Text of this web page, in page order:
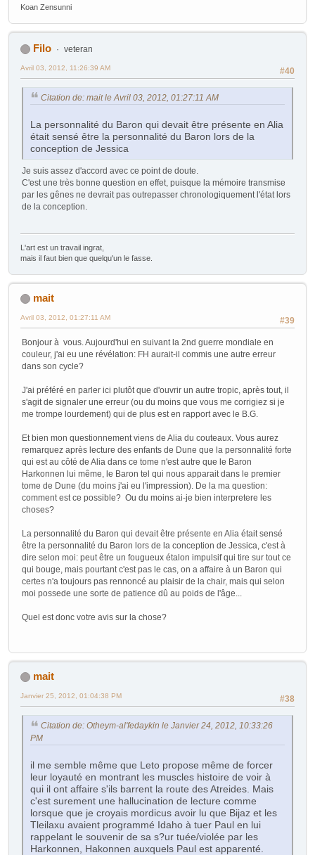
Koan Zensunni
Filo veteran
#40
Avril 03, 2012, 11:26:39 AM
Citation de: mait le Avril 03, 2012, 01:27:11 AM
La personnalité du Baron qui devait être présente en Alia
était sensé être la personnalité du Baron lors de la
conception de Jessica
Je suis assez d'accord avec ce point de doute.
C'est une très bonne question en effet, puisque la mémoire transmise
par les gênes ne devrait pas outrepasser chronologiquement l'état lors
de la conception.
L'art est un travail ingrat,
mais il faut bien que quelqu'un le fasse.
mait
#39
Avril 03, 2012, 01:27:11 AM
Bonjour à vous. Aujourd'hui en suivant la 2nd guerre mondiale en
couleur, j'ai eu une révélation: FH aurait-il commis une autre erreur
dans son cycle?
J'ai préféré en parler ici plutôt que d'ouvrir un autre tropic, après tout, il
s'agit de signaler une erreur (ou du moins que vous me corrigiez si je
me trompe lourdement) qui de plus est en rapport avec le B.G.
Et bien mon questionnement viens de Alia du couteaux. Vous aurez
remarquez après lecture des enfants de Dune que la personnalité forte
qui est au côté de Alia dans ce tome n'est autre que le Baron
Harkonnen lui même, le Baron tel qui nous apparait dans le premier
tome de Dune (du moins j'ai eu l'impression). De la ma question:
comment est ce possible? Ou du moins ai-je bien interpretere les
choses?
La personnalité du Baron qui devait être présente en Alia était sensé
être la personnalité du Baron lors de la conception de Jessica, c'est à
dire selon moi: peut être un fougueux étalon impulsif qui tire sur tout ce
qui bouge, mais pourtant c'est pas le cas, on a affaire à un Baron qui
certes n'a toujours pas rennoncé au plaisir de la chair, mais qui selon
moi possede une sorte de patience dû au poids de l'âge...
Quel est donc votre avis sur la chose?
mait
#38
Janvier 25, 2012, 01:04:38 PM
Citation de: Otheym-al'fedaykin le Janvier 24, 2012, 10:33:26
PM
il me semble même que Leto propose même de forcer
leur loyauté en montrant les muscles histoire de voir à
qui il ont affaire s'ils barrent la route des Atreides. Mais
c'est surement une hallucination de lecture comme
lorsque que je croyais mordicus avoir lu que Bijaz et les
Tleilaxu avaient programmé Idaho à tuer Paul en lui
rappelant le souvenir de sa s?ur tuée/violée par les
Harkonnen, Hakonnen auxquels Paul est apparenté.